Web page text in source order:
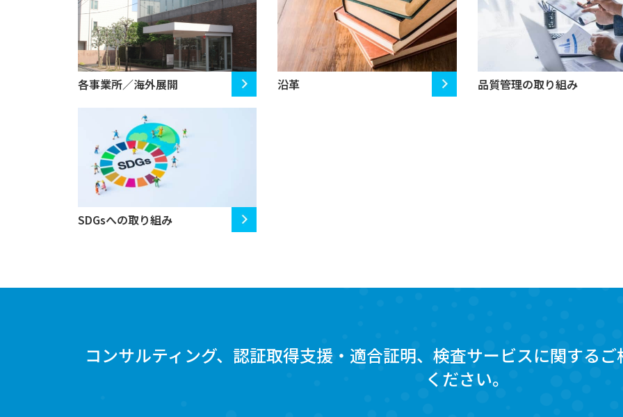
各事業所／海外展開 沿革 品質管理の取り組み
SDGsへの取り組み
コンサルティング、認証取得支援・適合証明、検査サービスに関する
ください。